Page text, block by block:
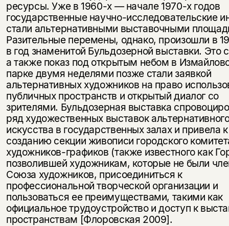
ресурсы. Уже в 1960-х — начале 1970-х годов
государственные научно-исследовательские
стали альтернативными выставочными
Разительные перемены, однако, произошли в
в год знаменитой Бульдозерной выставки. Это
а также показ под открытым небом в
парке двумя неделями позже стали заявкой
альтернативных художников на право
публичных пространств и открытый диалог со
зрителями. Бульдозерная выставка
ряд художественных выставок
искусства в государственных залах и привела к
созданию секции живописи городского
художников-графиков (также известного как
позволившей художникам, которые не были
Союза художников, присоединиться к
профессиональной творческой организации и
пользоваться ее преимуществами, такими как
официальное трудоустройство и доступ к
пространствам [Флоровская 2009].